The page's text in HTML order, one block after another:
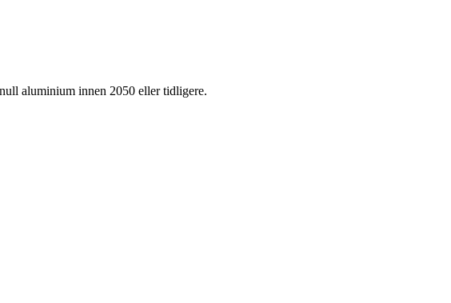
aluminium innen 2050 eller tidligere.